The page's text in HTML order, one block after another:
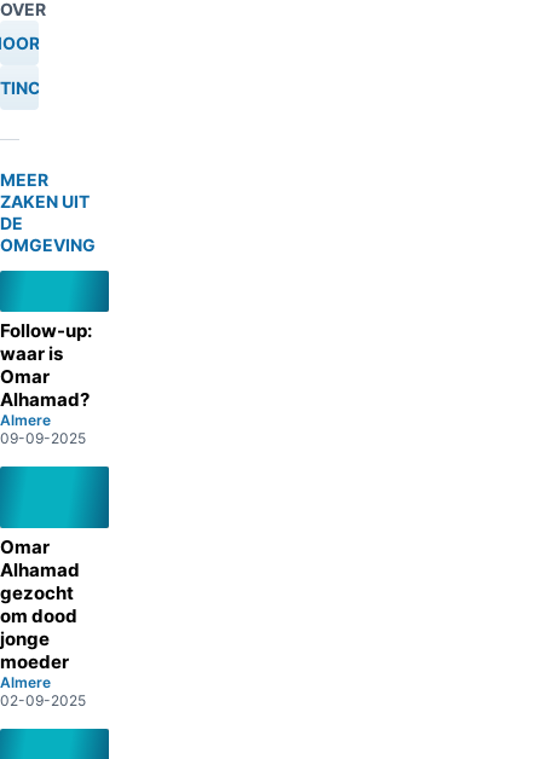
OVER
MEER
ZAKEN UIT
DE
OMGEVING
Follow-up:
waar is
Omar
Alhamad?
Almere
09-09-2025
Omar
Alhamad
gezocht
om dood
jonge
moeder
Almere
02-09-2025